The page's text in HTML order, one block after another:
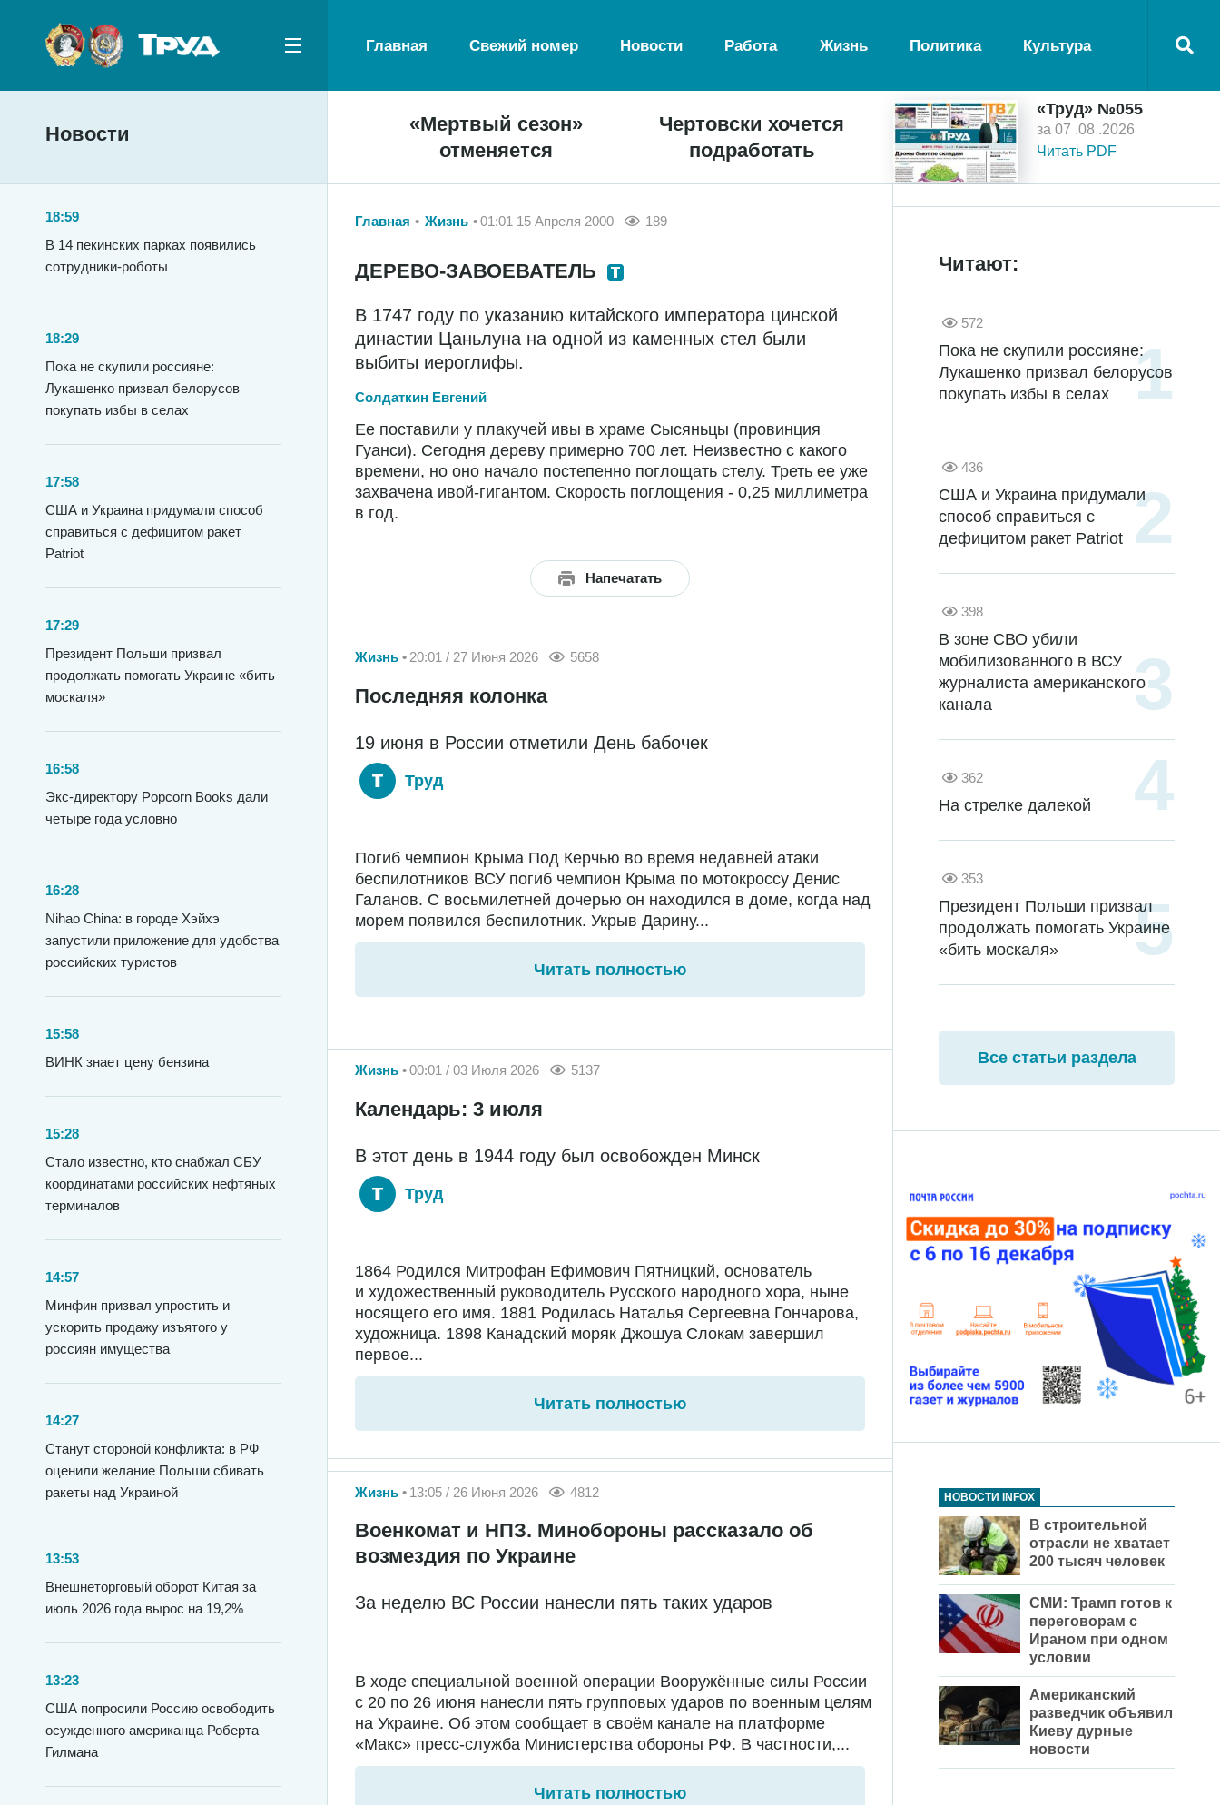
Главная Свежий номер Новости Работа Жизнь Политика Культура
Новости
«Мертвый сезон»
отменяется
Чертовски хочется
подработать
«Труд» №055
за 07 .08 .2026
Читать PDF
18:59
В 14 пекинских парках появились
сотрудники-роботы
18:29
Пока не скупили россияне:
Лукашенко призвал белорусов
покупать избы в селах
17:58
США и Украина придумали способ
справиться с дефицитом ракет
Patriot
17:29
Президент Польши призвал
продолжать помогать Украине «бить
москаля»
16:58
Экс-директору Popcorn Books дали
четыре года условно
16:28
Nihao China: в городе Хэйхэ
запустили приложение для удобства
российских туристов
15:58
ВИНК знает цену бензина
15:28
Стало известно, кто снабжал СБУ
координатами российских нефтяных
терминалов
14:57
Минфин призвал упростить и
ускорить продажу изъятого у
россиян имущества
14:27
Станут стороной конфликта: в РФ
оценили желание Польши сбивать
ракеты над Украиной
13:53
Внешнеторговый оборот Китая за
июль 2026 года вырос на 19,2%
13:23
США попросили Россию освободить
осужденного американца Роберта
Гилмана
Главная Жизнь 01:01 15 Апреля 2000 189
ДЕРЕВО-ЗАВОЕВАТЕЛЬ
В 1747 году по указанию китайского императора цинской
династии Цаньлуна на одной из каменных стел были
выбиты иероглифы.
Солдаткин Евгений
Ее поставили у плакучей ивы в храме Сысяньцы (провинция
Гуанси). Сегодня дереву примерно 700 лет. Неизвестно с какого
времени, но оно начало постепенно поглощать стелу. Треть ее уже
захвачена ивой-гигантом. Скорость поглощения - 0,25 миллиметра
в год.
Напечатать
Жизнь 20:01 / 27 Июня 2026 5658
Последняя колонка
19 июня в России отметили День бабочек
Труд
Погиб чемпион Крыма Под Керчью во время недавней атаки
беспилотников ВСУ погиб чемпион Крыма по мотокроссу Денис
Галанов. С восьмилетней дочерью он находился в доме, когда над
морем появился беспилотник. Укрыв Дарину...
Читать полностью
Жизнь 00:01 / 03 Июля 2026 5137
Календарь: 3 июля
В этот день в 1944 году был освобожден Минск
Труд
1864 Родился Митрофан Ефимович Пятницкий, основатель
и художественный руководитель Русского народного хора, ныне
носящего его имя. 1881 Родилась Наталья Сергеевна Гончарова,
художница. 1898 Канадский моряк Джошуа Слокам завершил
первое...
Читать полностью
Жизнь 13:05 / 26 Июня 2026 4812
Военкомат и НПЗ. Минобороны рассказало об
возмездия по Украине
За неделю ВС России нанесли пять таких ударов
В ходе специальной военной операции Вооружённые силы России
с 20 по 26 июня нанесли пять групповых ударов по военным целям
на Украине. Об этом сообщает в своём канале на платформе
«Макс» пресс-служба Министерства обороны РФ. В частности,...
Читать полностью
Читают:
572
Пока не скупили россияне:
Лукашенко призвал белорусов
покупать избы в селах
436
США и Украина придумали
способ справиться с
дефицитом ракет Patriot
398
В зоне СВО убили
мобилизованного в ВСУ
журналиста американского
канала
362
На стрелке далекой
353
Президент Польши призвал
продолжать помогать Украине
«бить москаля»
Все статьи раздела
НОВОСТИ INFOX
В строительной
отрасли не хватает
200 тысяч человек
СМИ: Трамп готов к
переговорам с
Ираном при одном
условии
Американский
разведчик объявил
Киеву дурные
новости